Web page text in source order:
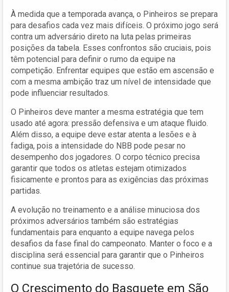
À medida que a temporada avança, o Pinheiros se prepara
para desafios cada vez mais difíceis. O próximo jogo será
contra um adversário direto na luta pelas primeiras
posições da tabela. Esses confrontos são cruciais, pois
têm potencial para definir o rumo da equipe na
competição. Enfrentar equipes que estão em ascensão e
com a mesma ambição traz um nível de intensidade que
pode influenciar resultados.
O Pinheiros deve manter a mesma estratégia que tem
usado até agora: pressão defensiva e um ataque fluido.
Além disso, a equipe deve estar atenta a lesões e à
fadiga, pois a intensidade do NBB pode pesar no
desempenho dos jogadores. O corpo técnico precisa
garantir que todos os atletas estejam otimizados
fisicamente e prontos para as exigências das próximas
partidas.
A evolução no treinamento e a análise minuciosa dos
próximos adversários também são estratégias
fundamentais para enquanto a equipe navega pelos
desafios da fase final do campeonato. Manter o foco e a
disciplina será essencial para garantir que o Pinheiros
continue sua trajetória de sucesso.
O Crescimento do Basquete em São